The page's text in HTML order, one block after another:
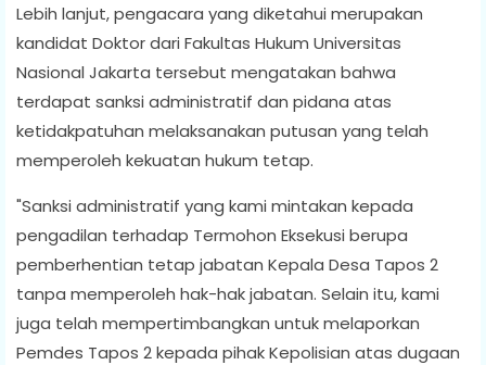
Lebih lanjut, pengacara yang diketahui merupakan
kandidat Doktor dari Fakultas Hukum Universitas
Nasional Jakarta tersebut mengatakan bahwa
terdapat sanksi administratif dan pidana atas
ketidakpatuhan melaksanakan putusan yang telah
memperoleh kekuatan hukum tetap.
"Sanksi administratif yang kami mintakan kepada
pengadilan terhadap Termohon Eksekusi berupa
pemberhentian tetap jabatan Kepala Desa Tapos 2
tanpa memperoleh hak-hak jabatan. Selain itu, kami
juga telah mempertimbangkan untuk melaporkan
Pemdes Tapos 2 kepada pihak Kepolisian atas dugaan